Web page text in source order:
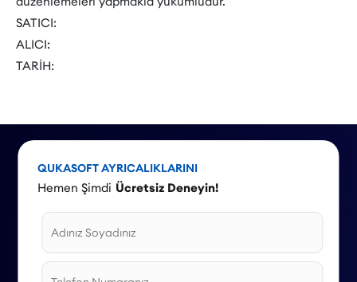
SATICI:
ALICI:
TARİH:
QUKASOFT AYRICALIKLARINI
Hemen Şimdi Ücretsiz Deneyin!